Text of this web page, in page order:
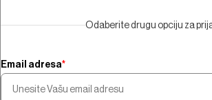
Pretplatite se
Odaberite drugu opciju za
Email adresa*